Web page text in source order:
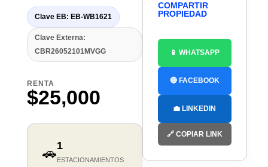
Clave EB: EB-WB1621
Clave Externa:
CBR26052101MVGG
RENTA
$25,000
🚗1
ESTACIONAMIENTOS
COMPARTIR
PROPIEDAD
📱 WHATSAPP
🔵 FACEBOOK
💼 LINKEDIN
🔗 COPIAR LINK